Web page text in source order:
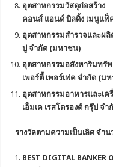
อุตสาหกรรม
คอนส์ แอนด์ บิลดิ้ง เมนูแฟ็
อุตสาหกรรมสำรวจและผ
ปู จำกัด (มหาชน)
อุตสาหกรรมอสังหาริมทรั
เพอร์ตี้ เพอร์เฟค จำกัด (ม
อุตสาหกรรมอาหารและเค
เอ็มเค เรสโตรองต์ กรุ๊ป จํ
รางวัลตามความเป็นเลิศ จำ
BEST DIGITAL